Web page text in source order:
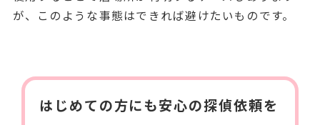
が、このような事態はできれば避けたいものです。
はじめての方にも安心の探偵依頼を